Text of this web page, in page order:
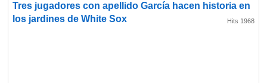
Tres jugadores con apellido García hacen historia en
los jardines de White Sox
Hits 1968